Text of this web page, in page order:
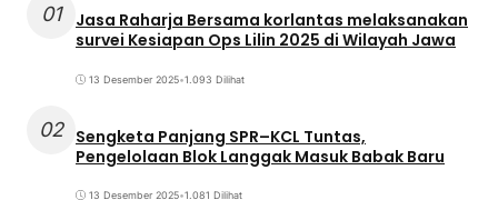
01
Jasa Raharja Bersama korlantas melaksanakan
survei Kesiapan Ops Lilin 2025 di Wilayah Jawa
13 Desember 2025•1.093 Dilihat
02 Sengketa Panjang SPR–KCL Tuntas,
Pengelolaan Blok Langgak Masuk Babak Baru
13 Desember 2025•1.081 Dilihat